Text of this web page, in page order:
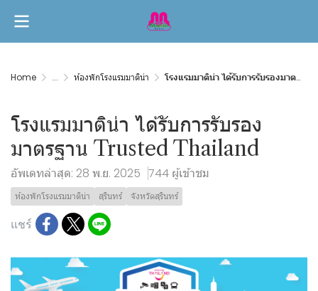
Home ... ห้องพักโรงแรมมาติน่า โรงแรมมาติน่า ได้รับการรับรองมาตรฐาน Trusted Thailand
โรงแรมมาติน่า ได้รับการรับรอง
มาตรฐาน Trusted Thailand
อัพเดทล่าสุด: 28 พ.ย. 2025 744 ผู้เข้าชม
ห้องพักโรงแรมมาติน่า สุรินทร์ จังหวัดสุรินทร์
แชร์